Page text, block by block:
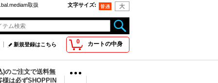
取扱 文字サイズ:
0 カートの中身
新規登録はこちら
)のご注文で送料無
は必ずSHOPPIN